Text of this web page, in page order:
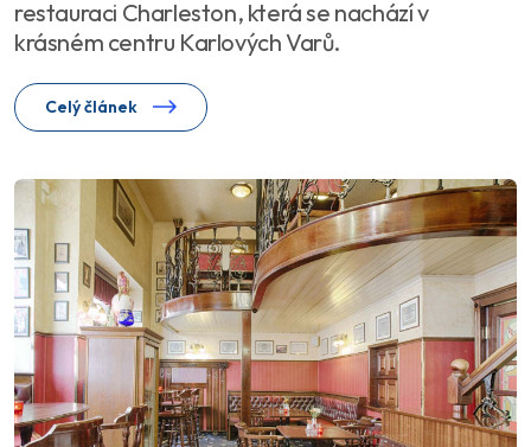
restauraci Charleston, která se nachází v
krásném centru Karlových Varů.
Celý článek